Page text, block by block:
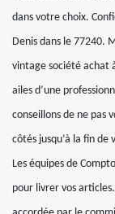
dans votre choix.
Denis dans le 77240.
vintage société achat
ailes d’une
conseillons de ne pas
côtés jusqu’à la fin de
Les équipes de
pour livrer vos